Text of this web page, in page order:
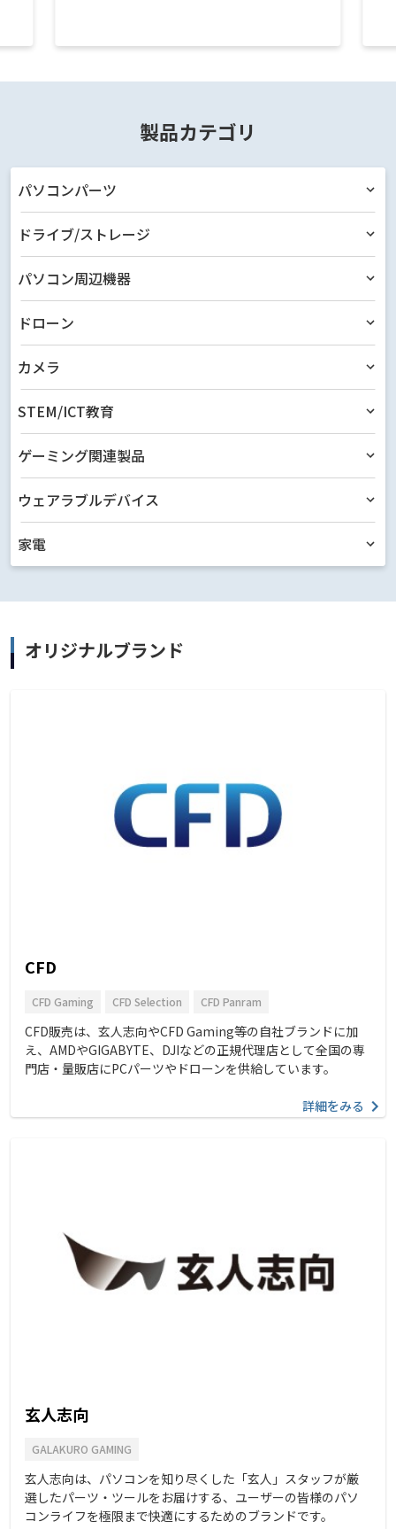
製品カテゴリ
パソコンパーツ
ドライブ/ストレージ
パソコン周辺機器
ドローン
カメラ
STEM/ICT教育
ゲーミング関連製品
ウェアラブルデバイス
家電
オリジナルブランド
CFD
CFD Gaming CFD Selection CFD Panram
CFD販売は、玄人志向やCFD Gaming等の自社ブランドに加
え、AMDやGIGABYTE、DJIなどの正規代理店として全国の専
門店・量販店にPCパーツやドローンを供給しています。
詳細をみる
玄人志向
GALAKURO GAMING
玄人志向は、パソコンを知り尽くした「玄人」スタッフが厳
選したパーツ・ツールをお届けする、ユーザーの皆様のパソ
コンライフを極限まで快適にするためのブランドです。